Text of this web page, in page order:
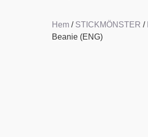
Hem / STICKMÖNSTER /
Beanie (ENG)